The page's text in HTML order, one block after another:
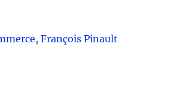
François Pinault